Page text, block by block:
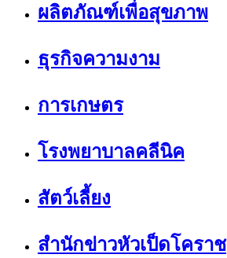
ผลิตภัณฑ์เพื่อสุขภาพ
ธุรกิจความงาม
การเกษตร
โรงพยาบาลคลีนิค
สัตว์เลี้ยง
สำนักข่าวหัวเป็ดโคราช